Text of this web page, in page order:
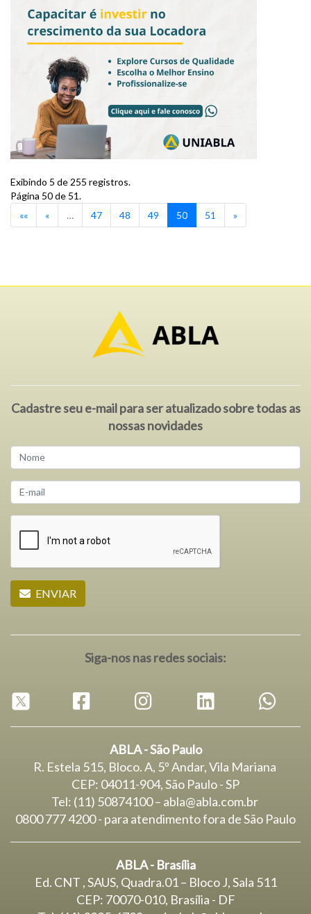
Exibindo 5 de 255 registros.
Página 50 de 51.
««
« … 47 48 49 50 51 »
Cadastre seu e-mail para ser atualizado sobre todas as
nossas novidades
ENVIAR
Siga-nos nas redes sociais:
ABLA - São Paulo
R. Estela 515, Bloco. A, 5º Andar, Vila Mariana
CEP: 04011-904, São Paulo - SP
Tel: (11) 50874100 – abla@abla.com.br
0800 777 4200 - para atendimento fora de São Paulo
ABLA - Brasília
Ed. CNT , SAUS, Quadra.01 – Bloco J, Sala 511
CEP: 70070-010, Brasília - DF